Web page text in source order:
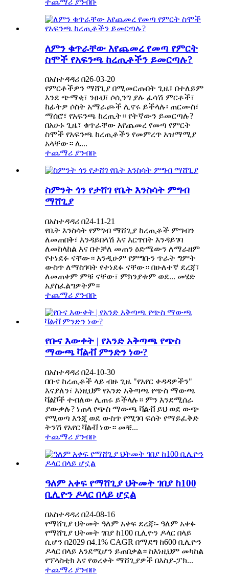
ለምን ቁጥራቸው እየጨመረ የመጣ የምርት
ስሞች የአፍንጫ ከረጢቶችን ይመርጣሉ?
በአስተዳዳሪ በ26-03-20
የምርቶችዎን ማሸጊያ በሚመርጡበት ጊዜ፣ በተለይም
እንደ ጭማቂ፣ ንፁህ፣ ሶሲንግ ያሉ ፈሳሽ ምርቶች፣
ከፊትዎ ሶስት አማራጮች ሊኖሩ ይችላሉ፡ ጠርሙስ፣
ማሰሮ፣ የአፍንጫ ከረጢት። የትኛውን ይመርጣሉ?
በአሁኑ ጊዜ፣ ቁጥራቸው እየጨመረ የመጣ የምርት
ስሞች የአፍንጫ ከረጢቶችን የመምረጥ አዝማሚያ
አላቸው። ሌ...
ተጨማሪ ያንብቡ
ስምንት ጎን የታሸገ የቤት እንስሳት ምግብ
ማሸጊያ
በአስተዳዳሪ በ24-11-21
የቤት እንስሳት የምግብ ማሸጊያ ከረጢቶች ምግብን
ለመጠበቅ፣ እንዳይበላሽ እና እርጥበት እንዳይገባ
ለመከላከል እና በተቻለ መጠን ዕድሜውን ለማራዘም
የተነደፉ ናቸው። እንዲሁም የምግቡን ጥራት ግምት
ውስጥ ለማስገባት የተነደፉ ናቸው። በሁለተኛ ደረጃ፣
ለመጠቀም ምቹ ናቸው፣ ምክንያቱም ወደ... መሄድ
አያስፈልግዎትም።
ተጨማሪ ያንብቡ
የቡና እውቀት | የአንድ አቅጣጫ የጭስ
ማውጫ ቫልቭ ምንድን ነው?
በአስተዳዳሪ በ24-10-30
በቡና ከረጢቶች ላይ ብዙ ጊዜ "የአየር ቀዳዳዎችን"
እናያለን፣ እነዚህም የአንድ አቅጣጫ የጭስ ማውጫ
ቫልቮች ተብለው ሊጠሩ ይችላሉ። ምን እንደሚሰራ
ያውቃሉ? ነጠላ የጭስ ማውጫ ቫልቭ ይህ ወደ ውጭ
የሚወጣ እንጂ ወደ ውስጥ የሚገባ ፍሰት የማይፈቅድ
ትንሽ የአየር ቫልቭ ነው። መቼ...
ተጨማሪ ያንብቡ
ዓለም አቀፍ የማሸጊያ ህትመት ገበያ ከ100
ቢሊዮን ዶላር በላይ ሆኗል
በአስተዳዳሪ በ24-08-16
የማሸጊያ ህትመት ዓለም አቀፍ ደረጃ፡- ዓለም አቀፉ
የማሸጊያ ህትመት ገበያ ከ100 ቢሊዮን ዶላር በላይ
ሲሆን በ2029 በ4.1% CAGR በማደግ ከ600 ቢሊዮን
ዶላር በላይ እንደሚሆን ይጠበቃል። ከእነዚህም መካከል
የፕላስቲክ እና የወረቀት ማሸጊያዎች በእስያ-ፓክ...
ተጨማሪ ያንብቡ